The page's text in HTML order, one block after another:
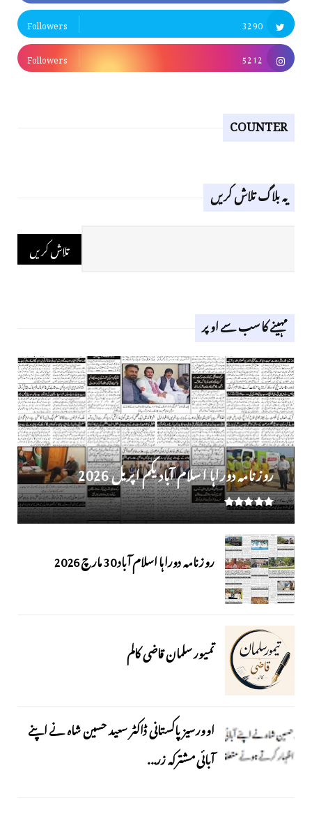
3290
Followers
5212
Followers
COUNTER
یہ بلاگ تلاش کریں
مہینے کا سب سے اوپر
روز نامہ دوراہا اسلام آباد یکم اپریل 2026
روزنامہ دوراہا اسلام آباد 30 مارچ 2026
تمیور سلمان قاضی کالم
اوورسیز پاکستانی ڈاکٹر سعید حسین شاہ نے اپنے
آبائی مشترکہ زر...